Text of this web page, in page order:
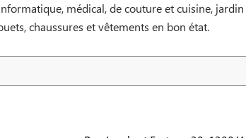
médical, de couture et cuisine, jardin
chaussures et vêtements en bon état.